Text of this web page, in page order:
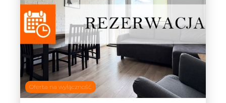
Oferta na wyłączność